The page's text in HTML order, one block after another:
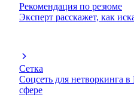
Рекомендация по резюме
Эксперт расскажет, как
Сетка
Соцсеть для нетворкинга
сфере